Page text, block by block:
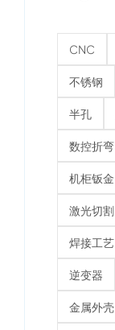
CNC
不锈钢
半孔
数控折弯
机柜钣金
激光切割
焊接工艺
逆变器
金属外壳